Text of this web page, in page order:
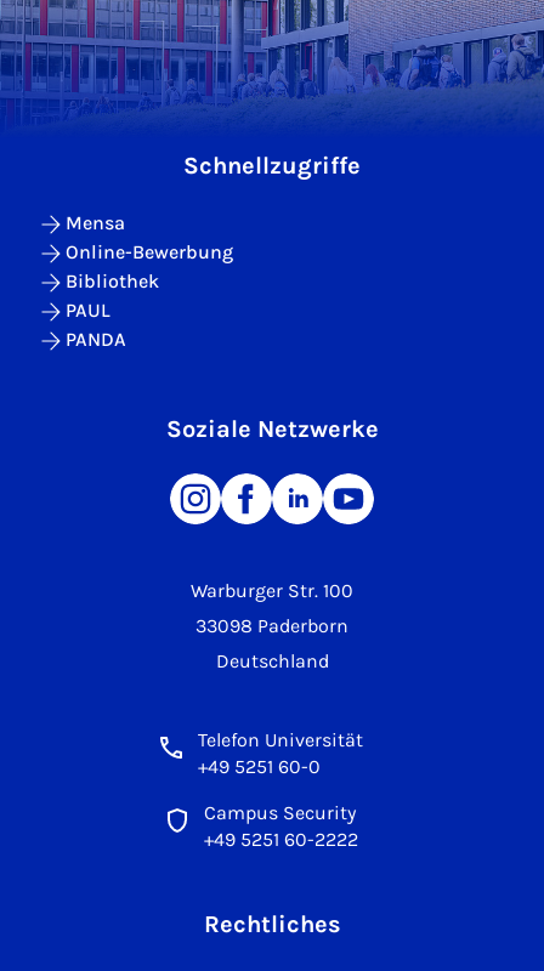
Warburger Str. 100
33098 Paderborn
Deutschland
Telefon Universität
+49 5251 60-0
Campus Security
+49 5251 60-2222
Schnellzugriffe
Mensa
Online-Bewerbung
Bibliothek
PAUL
PANDA
Soziale Netzwerke
Rechtliches